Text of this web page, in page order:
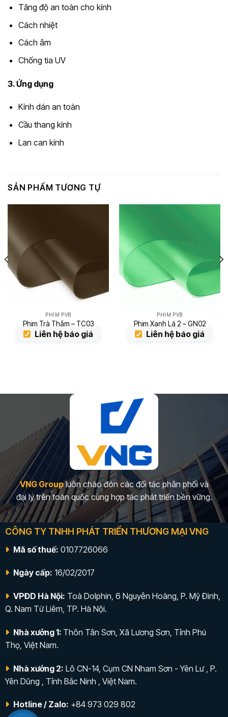
Tăng độ an toàn cho kính
Cách nhiệt
Cách âm
Chống tia UV
3. Ứng dụng
Kính dán an toàn
Cầu thang kính
Lan can kính
SẢN PHẨM TƯƠNG TỰ
PHIM PVB
Phim Trà Thâm – TC03
Liên hệ báo giá
PHIM PVB
Phim Xanh Lá 2 – GN02
Liên hệ báo giá
VNG Groupluôn chào đón các đối tác phân phối và
đại lý trên toàn quốc cùng hợp tác phát triển bền vững.
CÔNG TY TNHH PHÁT TRIỂN THƯƠNG MẠI VNG
Mã số thuế: 0107726066
Ngày cấp: 16/02/2017
VPĐD Hà Nội: Toà Dolphin, 6 Nguyễn Hoàng, P. Mỹ Đình,
Q. Nam Từ Liêm, TP. Hà Nội.
Nhà xưởng 1: Thôn Tân Sơn, Xã Lương Sơn, Tỉnh Phú
Thọ, Việt Nam.
Nhà xưởng 2: Lô CN-14, Cụm CN Nham Sơn - Yên Lư , P.
Yên Dũng , Tỉnh Bắc Ninh , Việt Nam.
Hotline / Zalo: +84 973 029 802